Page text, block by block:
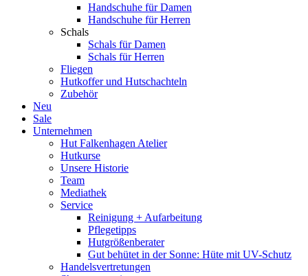
Handschuhe für Damen
Handschuhe für Herren
Schals
Schals für Damen
Schals für Herren
Fliegen
Hutkoffer und Hutschachteln
Zubehör
Neu
Sale
Unternehmen
Hut Falkenhagen Atelier
Hutkurse
Unsere Historie
Team
Mediathek
Service
Reinigung + Aufarbeitung
Pflegetipps
Hutgrößenberater
Gut behütet in der Sonne: Hüte mit UV-Schutz
Handelsvertretungen